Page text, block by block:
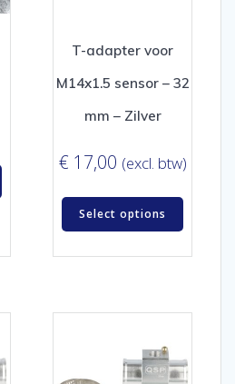
T-adapter voor
M14x1.5 sensor – 32
mm – Zilver
€ 17,00 (excl. btw)
Select options